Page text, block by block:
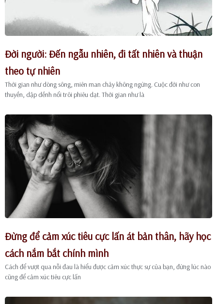
Đời người: Đến ngẫu nhiên, đi tất nhiên và thuận
theo tự nhiên
Thời gian như dòng sông, miên man chảy không ngừng. Cuộc đời như con
thuyền, dập dềnh nổi trôi phiêu dạt. Thời gian như là
Đừng để cảm xúc tiêu cực lấn át bản thân, hãy học
cách nắm bắt chính mình
Cách để vượt qua nỗi đau là hiểu được cảm xúc thực sự của bạn, đừng lúc nào
cũng để cảm xúc tiêu cực lấn